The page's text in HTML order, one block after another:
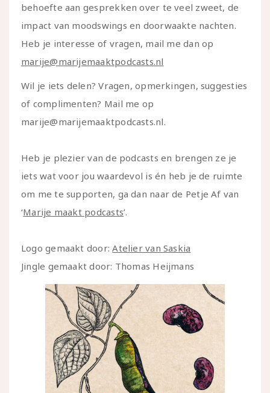
behoefte aan gesprekken over te veel zweet, de
impact van moodswings en doorwaakte nachten.
Heb je interesse of vragen, mail me dan op
marije@marijemaaktpodcasts.nl
Wil je iets delen? Vragen, opmerkingen, suggesties
of complimenten? Mail me op
marije@marijemaaktpodcasts.nl.
Heb je plezier van de podcasts en brengen ze je
iets wat voor jou waardevol is én heb je de ruimte
om me te supporten, ga dan naar de Petje Af van
‘Marije maakt podcasts’.
Logo gemaakt door:Atelier van Saskia
Jingle gemaakt door: Thomas Heijmans